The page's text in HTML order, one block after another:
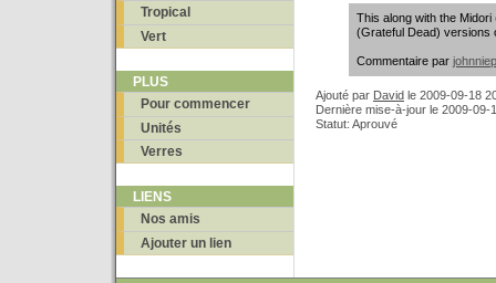
Tropical
Vert
PLUS
Pour commencer
Unités
Verres
LIENS
Nos amis
Ajouter un lien
This along with the
(Grateful Dead) versions
Commentaire par
Ajouté par David le 2009-09-18
Dernière mise-à-jour le 2009-09-
Statut: Aprouvé